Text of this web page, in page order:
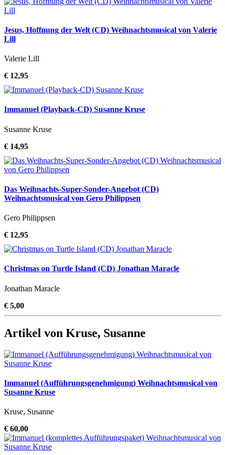
Jesus, Hoffnung der Welt (CD) Weihnachtsmusical von Valerie
Lill
Valerie Lill
€ 12,95
Immanuel (Playback-CD) Susanne Kruse
Susanne Kruse
€ 14,95
Das Weihnachts-Super-Sonder-Angebot (CD)
Weihnachtsmusical von Gero Philippsen
Gero Philippsen
€ 12,95
Christmas on Turtle Island (CD) Jonathan Maracle
Jonathan Maracle
€ 5,00
Artikel von Kruse, Susanne
Immanuel (Aufführungsgenehmigung) Weihnachtsmusical von
Susanne Kruse
Kruse, Susanne
€ 60,00